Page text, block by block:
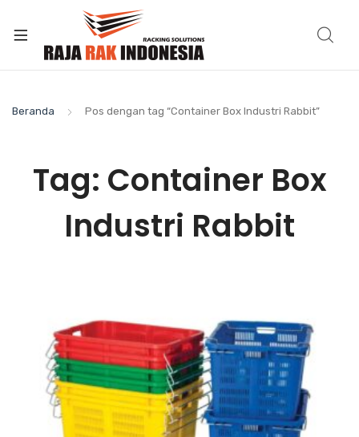
Beranda Pos dengan tag “Container Box Industri Rabbit”
Tag: Container Box
Industri Rabbit